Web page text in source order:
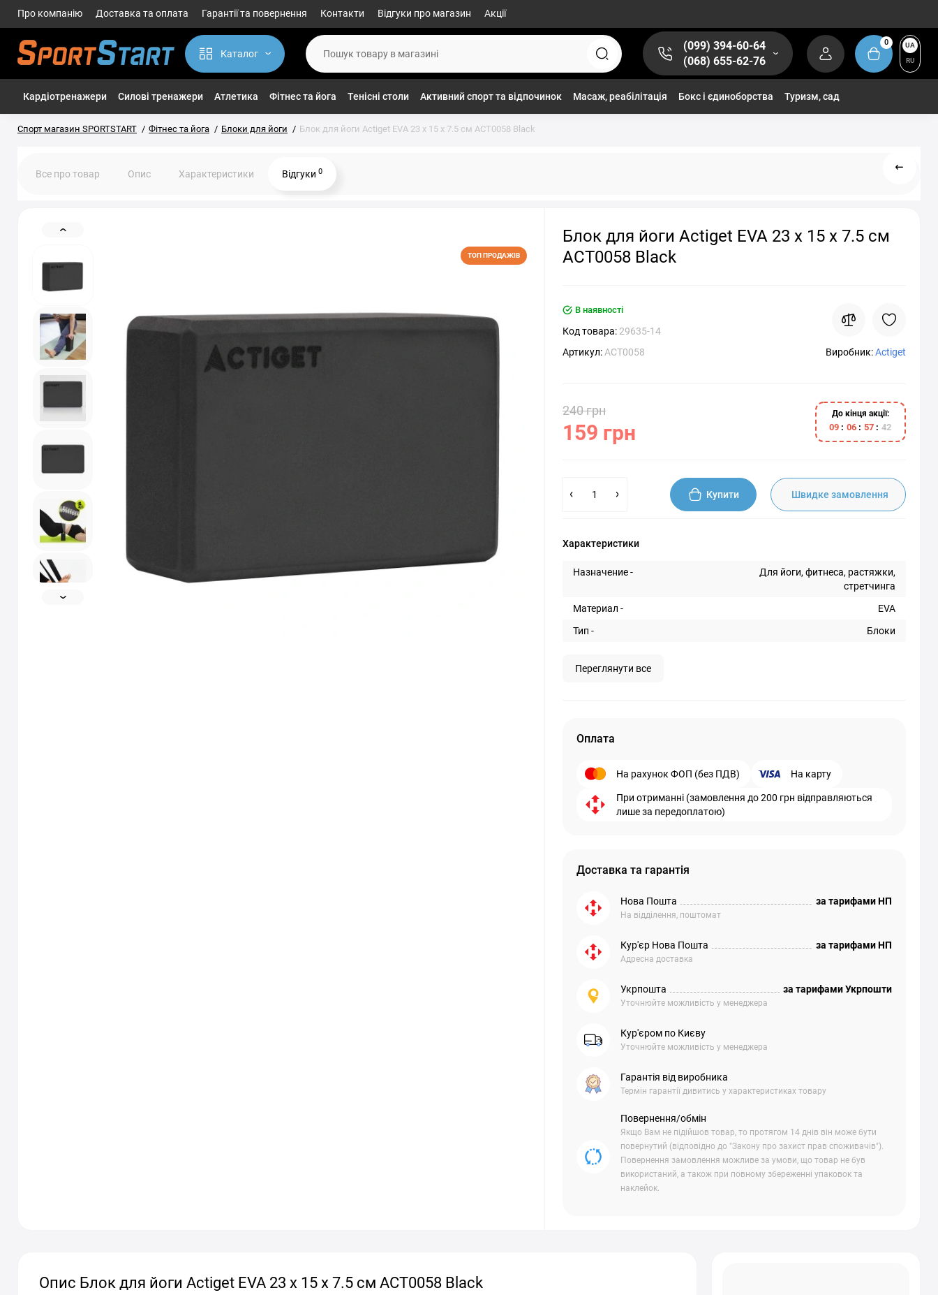
Про компанію Доставка та оплата Гарантії та повернення Контакти Відгуки про магазин Акції
Каталог
(099) 394-60-64
(068) 655-62-76
0
UA
RU
Кардіотренажери Силові тренажери Атлетика Фітнес та йога Тенісні столи Активний спорт та відпочинок Масаж, реабілітація Бокс і єдиноборства Туризм, сад
Спорт магазин SPORTSTART Фітнес та йога Блоки для йоги Блок для йоги Actiget EVA 23 x 15 x 7.5 см ACT0058 Black
Все про товар Опис Характеристики Відгуки 0
ТОП ПРОДАЖІВ
Блок для йоги Actiget EVA 23 x 15 x 7.5 см
ACT0058 Black
В наявності
Код товара: 29635-14
Артикул: ACT0058 Виробник:Actiget
240 грн
159 грн
До кінця акції:
09 06 57 41
Купити Швидке замовлення
Характеристики
Назначение -
Для йоги, фитнеса, растяжки,
стретчинга
Материал -
EVA
Тип -
Блоки
Переглянути все
Оплата
На рахунок ФОП (без ПДВ) На карту
При отриманні (замовлення до 200 грн відправляються
лише за передоплатою)
Доставка та гарантія
Нова Пошта
На відділення, поштомат
за тарифами НП
Кур'єр Нова Пошта
Адресна доставка
за тарифами НП
Укрпошта
Уточнюйте можливість у менеджера
за тарифами Укрпошти
Кур'єром по Києву
Уточнюйте можливість у менеджера
Гарантія від виробника
Термін гарантії дивитись у характеристиках товару
Повернення/обмін
Якщо Вам не підійшов товар, то протягом 14 днів він може бути
повернутий (відповідно до "Закону про захист прав споживачів").
Повернення замовлення можливе за умови, що товар не був
використаний, а також при повному збереженні упаковок та
наклейок.
Опис Блок для йоги Actiget EVA 23 x 15 x 7.5 см ACT0058 Black